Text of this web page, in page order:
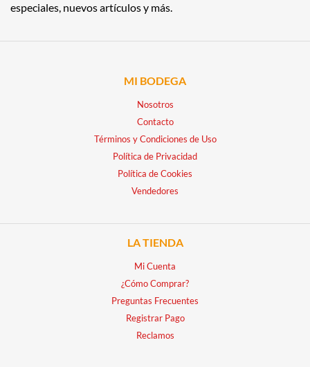
especiales, nuevos artículos y más.
MI BODEGA
Nosotros
Contacto
Términos y Condiciones de Uso
Política de Privacidad
Política de Cookies
Vendedores
LA TIENDA
Mi Cuenta
¿Cómo Comprar?
Preguntas Frecuentes
Registrar Pago
Reclamos